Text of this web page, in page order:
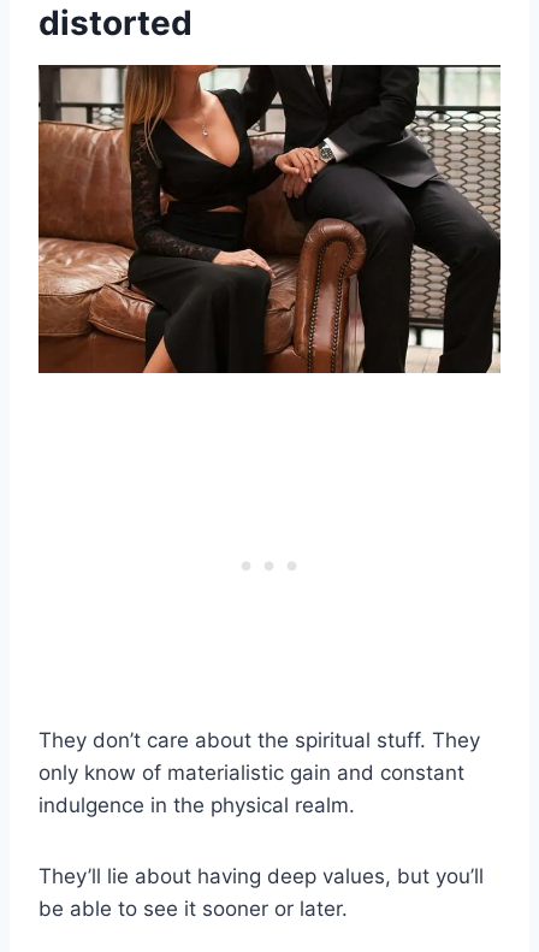
distorted
They don’t care about the spiritual stuff. They
only know of materialistic gain and constant
indulgence in the physical realm.
They’ll lie about having deep values, but you’ll
be able to see it sooner or later.